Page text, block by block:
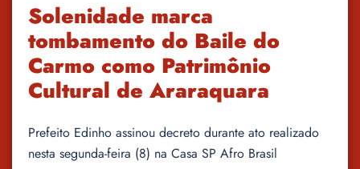
Solenidade marca
tombamento do Baile do
Carmo como Patrimônio
Cultural de Araraquara
Prefeito Edinho assinou decreto durante ato realizado
nesta segunda-feira (8) na Casa SP Afro Brasil